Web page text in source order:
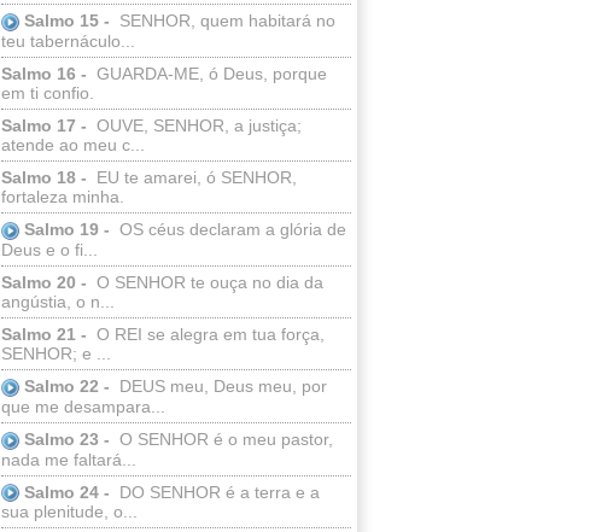
Salmo 15 -
SENHOR, quem habitará no
teu tabernáculo...
Salmo 16 - GUARDA-ME, ó Deus, porque
em ti confio.
Salmo 17 - OUVE, SENHOR, a justiça;
atende ao meu c...
Salmo 18 -
EU te amarei, ó SENHOR,
fortaleza minha.
Salmo 19 - OS céus declaram a glória de
Deus e o fi...
Salmo 20 - O SENHOR te ouça no dia da
angústia, o n...
Salmo 21 - O REI se alegra em tua força,
SENHOR; e ...
Salmo 22 -
DEUS meu, Deus meu, por
que me desampara...
Salmo 23 - O SENHOR é o meu pastor,
nada me faltará...
Salmo 24 -
DO SENHOR é a terra e a
sua plenitude, o...